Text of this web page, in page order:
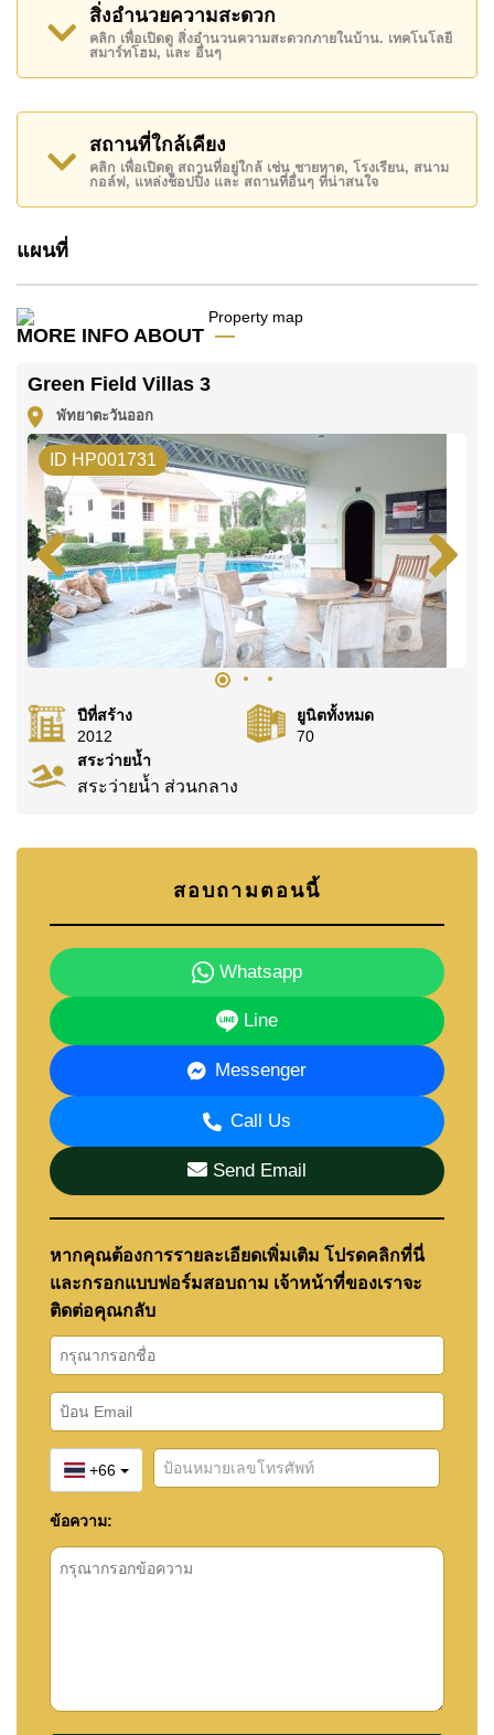
ได้แก่ รักษาความปลอดภัย 24 ชั่วโมง, ทางเข้ามีไม้กั้น,
สนามเด็กเล่น, สวนส่วนกลาง
สถานที่สำคัญใกล้ Green Field Villas 3 ได้แก่: บิ๊กซี
พัทยาใต้, ซูเปอร์มาร์เก็ตอาหารสด , มาบประชัน เลค,
ฟาร์มแกะพัทยา , สยามคันทรีคลับ (สนามเก่า ไร่ ริมน้ำ
และโรลลิ่งฮิลส์), พัทยาคันทรีคลับ , รพ.กรุงเทพพัทยา,
รพ.กรุงเทพจอมเทียน
อสังหาริมทรัพย์นี้เปิดให้เช่าระยะยาวในราคา ฿ 42,000
บาทต่อเดือน
โฆษณาเป็นราคาสำหรับสัญญาเช่า 1 ปี และต้องวางเงิน
โฉนดที่ดินของอสังหาริมทรัพย์นี้อยู่ภายใต้กรรมสิทธิ์ ชื่อ
ไทยโดยมี ค่าโอนคนละครึ่ง
ค้นพบโอกาสในการทำให้ที่อยู่อาศัยนี้เป็นบ้านในฝันของ
คุณ!
ติดต่อ Cornerstone Real Estate โทร +6638411250
หรือ อีเมลinfo@cornerstone.co.th
WhatsApp ของสำนักงาน:+66807945904และ LINE:
@cornerstonepattaya
สิ่งอำนวยความสะดวก
คลิก เพื่อเปิดดู สิ่งอำนวนความสะดวกภายในบ้าน. เทคโนโลยี
สมาร์ทโฮม, และ อื่นๆ
สถานที่ใกล้เคียง
คลิก เพื่อเปิดดู สถานที่อยู่ใกล้ เช่น ชายหาด, โรงเรียน, สนาม
กอล์ฟ, แหล่งช็อปปิ้ง และ สถานที่อื่นๆ ที่น่าสนใจ
แผนที่
MORE INFO ABOUT
Green Field Villas 3
พัทยาตะวันออก
ID HP001731
ปีที่สร้าง
2012
ยูนิตทั้งหมด
70
สระว่ายน้ำ
สระว่ายน้ำ ส่วนกลาง
สอบถามตอนนี้
Whatsapp
Line
Messenger
Call Us
Send Email
หากคุณต้องการรายละเอียดเพิ่มเติม โปรดคลิกที่นี่
และกรอกแบบฟอร์มสอบถาม เจ้าหน้าที่ของเราจะ
ติดต่อคุณกลับ
+66
ข้อความ: